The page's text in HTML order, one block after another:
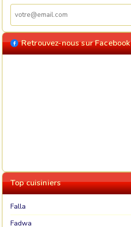
Retrouvez-nous sur Facebook
Top cuisiniers
Falla
Fadwa